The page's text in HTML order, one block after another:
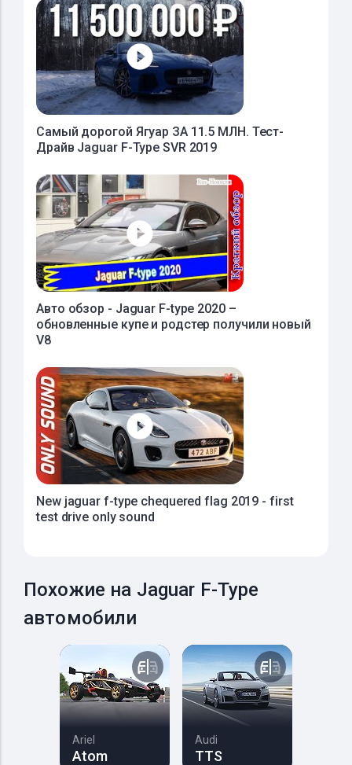
Самый дорогой Ягуар ЗА 11.5 МЛН. Тест-
Драйв Jaguar F-Type SVR 2019
Авто обзор - Jaguar F-type 2020 –
обновленные купе и родстер получили новый
V8
New jaguar f-type chequered flag 2019 - first
test drive only sound
Похожие на Jaguar F-Type
автомобили
Ariel
Atom
Audi
TTS